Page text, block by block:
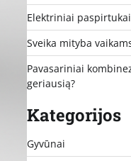
Elektriniai
Sveika mityba
Pavasariniai
geriausią?
Kategorijos
Gyvūnai